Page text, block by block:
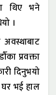
थिए भने
।
प्रवक्ता
दिनुभयो
घर भई हाल